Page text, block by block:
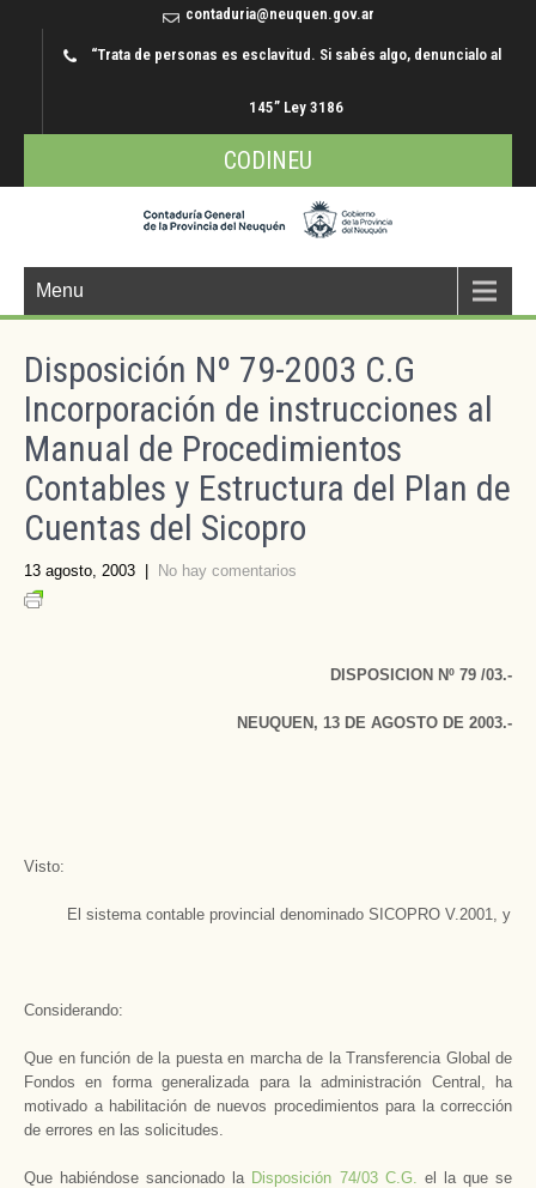
contaduria@neuquen.gov.ar
“Trata de personas es esclavitud. Si sabés algo, denuncialo al
145” Ley 3186
CODINEU
Menu
Disposición Nº 79-2003 C.G
Incorporación de instrucciones al
Manual de Procedimientos
Contables y Estructura del Plan de
Cuentas del Sicopro
13 agosto, 2003 No hay comentarios
DISPOSICION Nº 79 /03.-
NEUQUEN, 13 DE AGOSTO DE 2003.-
Visto:
El sistema contable provincial denominado SICOPRO V.2001, y
Considerando:
Que en función de la puesta en marcha de la Transferencia Global de
Fondos en forma generalizada para la administración Central, ha
motivado a habilitación de nuevos procedimientos para la corrección
de errores en las solicitudes.
Que habiéndose sancionado la Disposición 74/03 C.G. el la que se